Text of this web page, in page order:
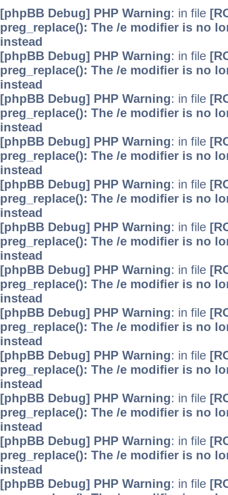
[phpBB Debug] PHP Warning: in file
preg_replace(): The /e modifier is no
instead
[phpBB Debug] PHP Warning: in file
preg_replace(): The /e modifier is no
instead
[phpBB Debug] PHP Warning: in file
preg_replace(): The /e modifier is no
instead
[phpBB Debug] PHP Warning: in file
preg_replace(): The /e modifier is no
instead
[phpBB Debug] PHP Warning: in file
preg_replace(): The /e modifier is no
instead
[phpBB Debug] PHP Warning: in file
preg_replace(): The /e modifier is no
instead
[phpBB Debug] PHP Warning: in file
preg_replace(): The /e modifier is no
instead
[phpBB Debug] PHP Warning: in file
preg_replace(): The /e modifier is no
instead
[phpBB Debug] PHP Warning: in file
preg_replace(): The /e modifier is no
instead
[phpBB Debug] PHP Warning: in file
preg_replace(): The /e modifier is no
instead
[phpBB Debug] PHP Warning: in file
preg_replace(): The /e modifier is no
instead
[phpBB Debug] PHP Warning: in file